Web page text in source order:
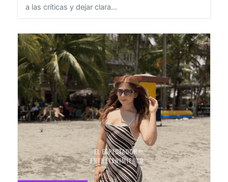
pronunció en su canal de difusión para responder
a las críticas y dejar clara...